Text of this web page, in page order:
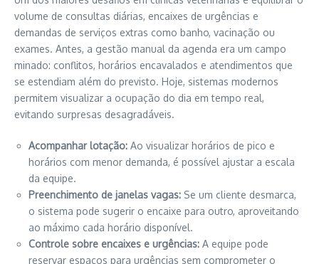
volume de consultas diárias, encaixes de urgências e
demandas de serviços extras como banho, vacinação ou
exames. Antes, a gestão manual da agenda era um campo
minado: conflitos, horários encavalados e atendimentos que
se estendiam além do previsto. Hoje, sistemas modernos
permitem visualizar a ocupação do dia em tempo real,
evitando surpresas desagradáveis.
Acompanhar lotação: Ao visualizar horários de pico e
horários com menor demanda, é possível ajustar a escala
da equipe.
Preenchimento de janelas vagas: Se um cliente desmarca,
o sistema pode sugerir o encaixe para outro, aproveitando
ao máximo cada horário disponível.
Controle sobre encaixes e urgências: A equipe pode
reservar espaços para urgências sem comprometer o